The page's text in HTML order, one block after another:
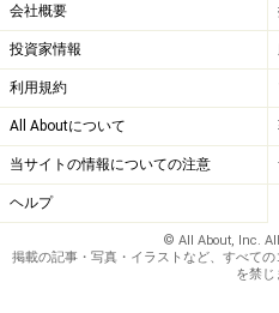
会社概要
投資家情報
利用規約
All Aboutについて
当サイトの情報についての注意
ヘルプ
© All About, Inc.
掲載の記事・写真・イラストなど、すべて
を禁じ